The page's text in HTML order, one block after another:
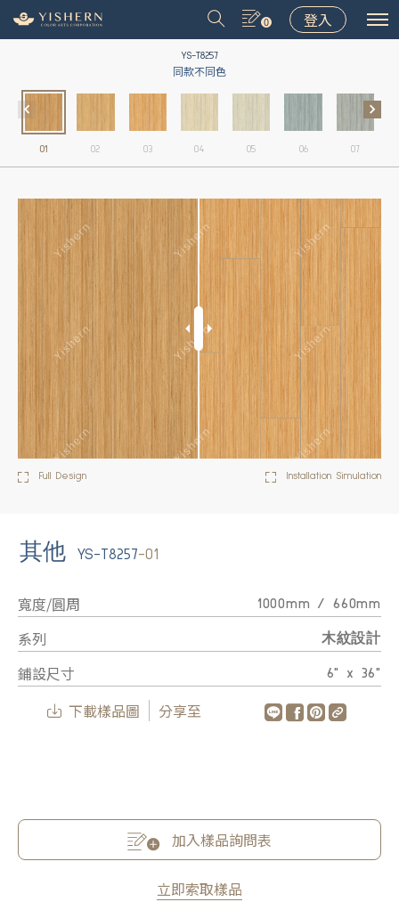
0 登入
YS-T8257
同款不同色
01 02 03 04 05 06 07
Full Design Installation Simulation
其他 YS-T8257-01
寬度/圓周 1000mm / 660mm
系列 木紋設計
鋪設尺寸 6" x 36"
下載樣品圖 分享至
加入樣品詢問表
立即索取樣品